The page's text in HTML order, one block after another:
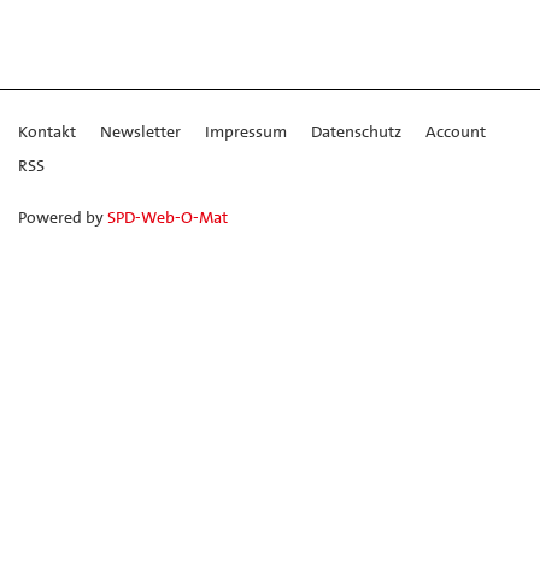
Kontakt Newsletter Impressum Datenschutz
Account
RSS
Powered bySPD-Web-O-Mat